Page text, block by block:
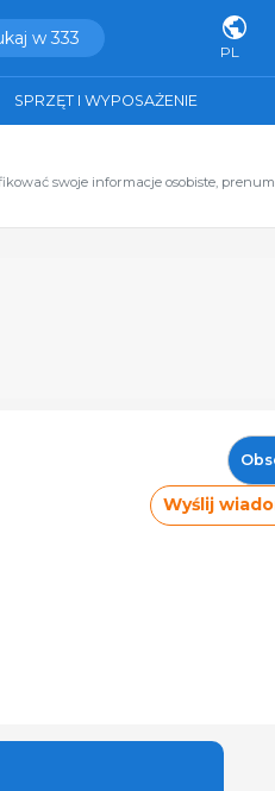
w 333
PL
SPRZĘT I WYPOSAŻENIE
swoje informacje osobiste,
Wyślij